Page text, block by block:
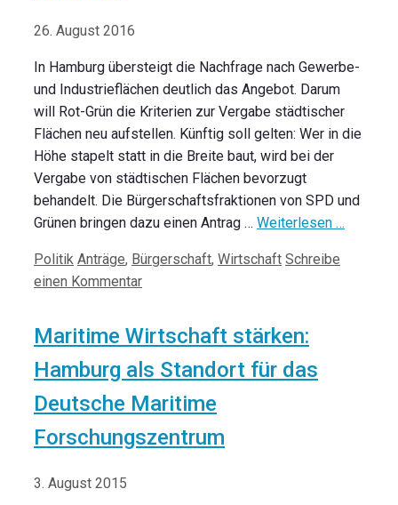
26. August 2016
In Hamburg übersteigt die Nachfrage nach Gewerbe-
und Industrieflächen deutlich das Angebot. Darum
will Rot-Grün die Kriterien zur Vergabe städtischer
Flächen neu aufstellen. Künftig soll gelten: Wer in die
Höhe stapelt statt in die Breite baut, wird bei der
Vergabe von städtischen Flächen bevorzugt
behandelt. Die Bürgerschaftsfraktionen von SPD und
Grünen bringen dazu einen Antrag … Weiterlesen …
Kategorien
Politik Schlagwörter
Anträge, Bürgerschaft, Wirtschaft Schreibe
einen Kommentar
Maritime Wirtschaft stärken:
Hamburg als Standort für das
Deutsche Maritime
Forschungszentrum
3. August 2015